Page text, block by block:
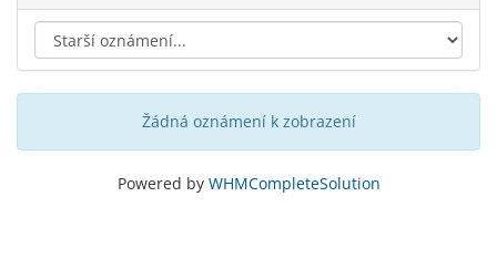
Žádná oznámení k zobrazení
Powered by WHMCompleteSolution